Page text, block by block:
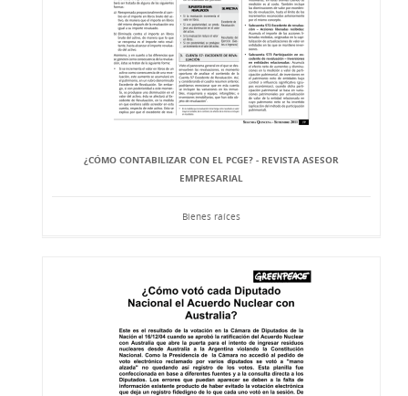
¿CÓMO CONTABILIZAR CON EL PCGE? - REVISTA ASESOR
EMPRESARIAL
Bienes raíces